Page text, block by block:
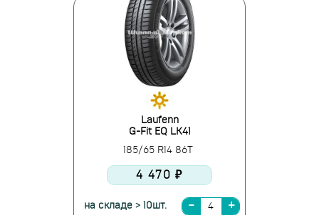
Laufenn
G-Fit EQ LK41
185/65 R14 86T
4 470 ₽
на складе > 10шт.